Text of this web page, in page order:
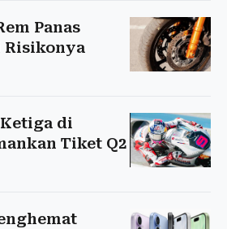
Panas
Risikonya
di
Tiket Q2